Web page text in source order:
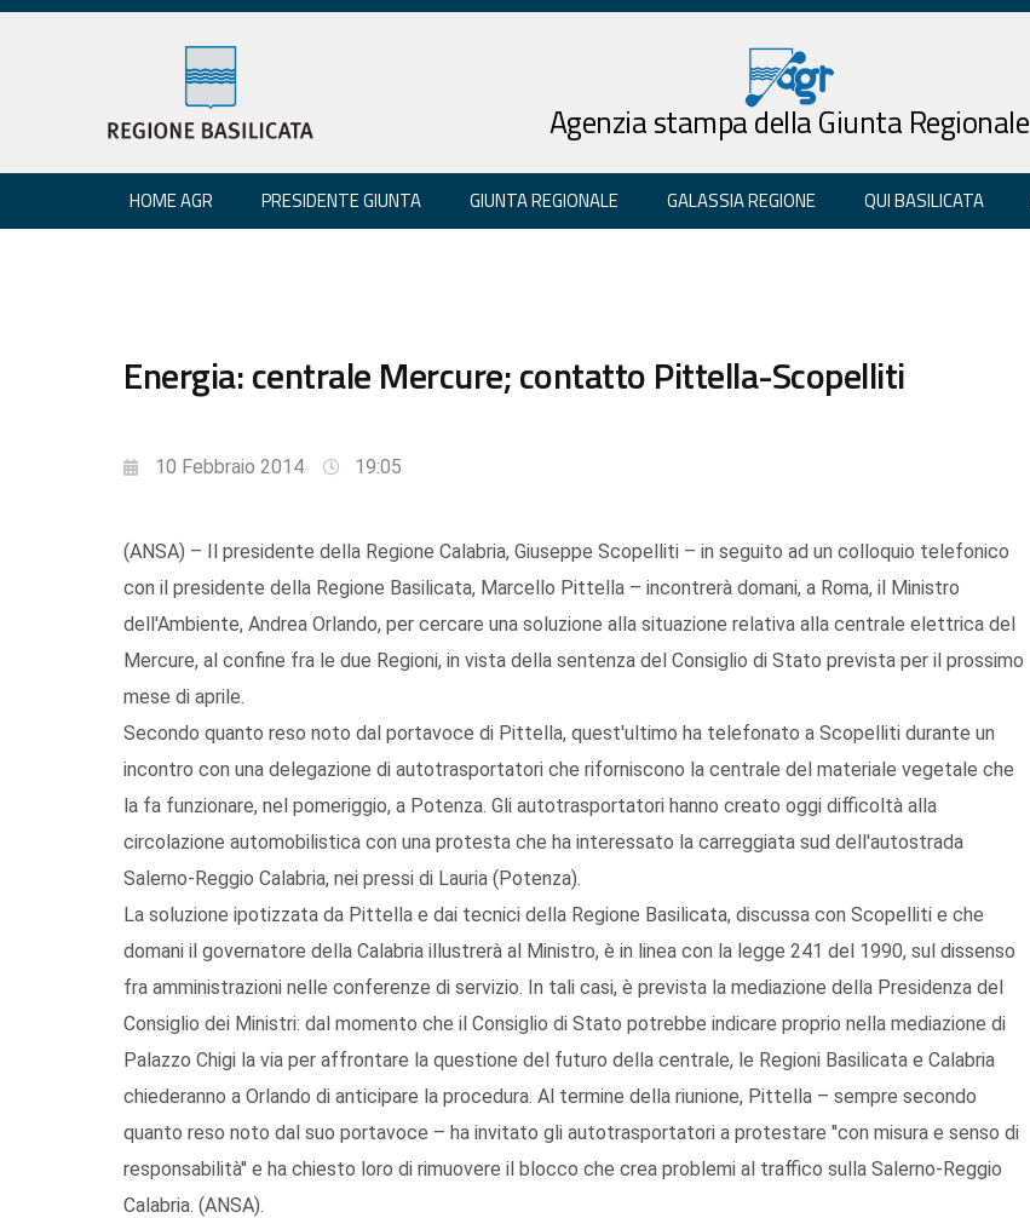
Agenzia stampa della Giunta Regionale
HOME AGR PRESIDENTE GIUNTA GIUNTA REGIONALE GALASSIA REGIONE QUI BASILICATA
Energia: centrale Mercure; contatto Pittella-Scopelliti
10 Febbraio 2014 19:05
(ANSA) – Il presidente della Regione Calabria, Giuseppe Scopelliti – in seguito ad un colloquio telefonico
con il presidente della Regione Basilicata, Marcello Pittella – incontrerà domani, a Roma, il Ministro
dell'Ambiente, Andrea Orlando, per cercare una soluzione alla situazione relativa alla centrale elettrica del
Mercure, al confine fra le due Regioni, in vista della sentenza del Consiglio di Stato prevista per il prossimo
mese di aprile.
Secondo quanto reso noto dal portavoce di Pittella, quest'ultimo ha telefonato a Scopelliti durante un
incontro con una delegazione di autotrasportatori che riforniscono la centrale del materiale vegetale che
la fa funzionare, nel pomeriggio, a Potenza. Gli autotrasportatori hanno creato oggi difficoltà alla
circolazione automobilistica con una protesta che ha interessato la carreggiata sud dell'autostrada
Salerno-Reggio Calabria, nei pressi di Lauria (Potenza).
La soluzione ipotizzata da Pittella e dai tecnici della Regione Basilicata, discussa con Scopelliti e che
domani il governatore della Calabria illustrerà al Ministro, è in linea con la legge 241 del 1990, sul dissenso
fra amministrazioni nelle conferenze di servizio. In tali casi, è prevista la mediazione della Presidenza del
Consiglio dei Ministri: dal momento che il Consiglio di Stato potrebbe indicare proprio nella mediazione di
Palazzo Chigi la via per affrontare la questione del futuro della centrale, le Regioni Basilicata e Calabria
chiederanno a Orlando di anticipare la procedura. Al termine della riunione, Pittella – sempre secondo
quanto reso noto dal suo portavoce – ha invitato gli autotrasportatori a protestare ''con misura e senso di
responsabilità'' e ha chiesto loro di rimuovere il blocco che crea problemi al traffico sulla Salerno-Reggio
Calabria. (ANSA).